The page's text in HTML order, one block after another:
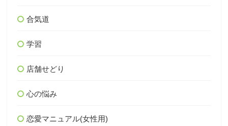
合気道
学習
店舗せどり
心の悩み
恋愛マニュアル(女性用)